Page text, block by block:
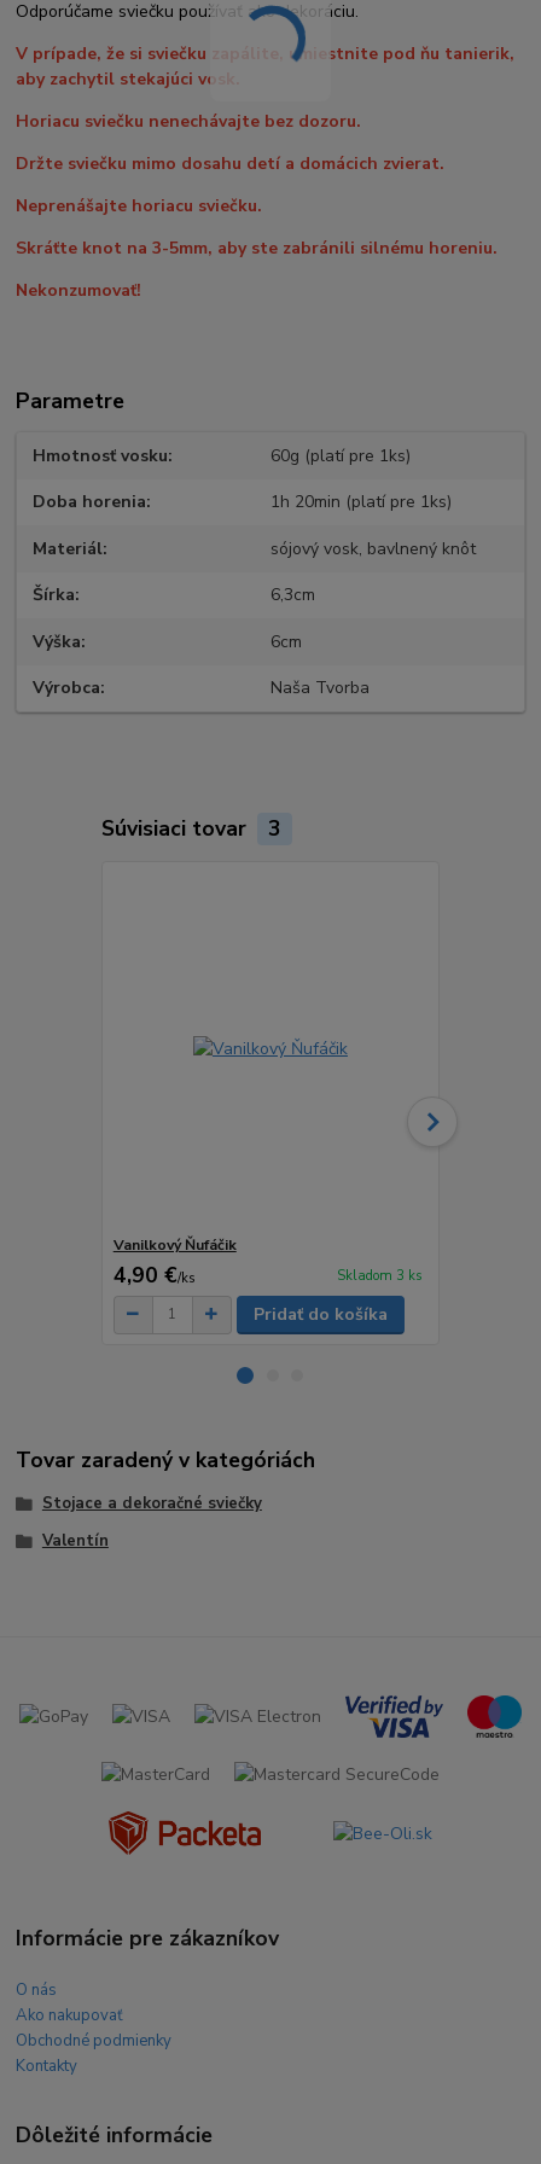
Odporúčame sviečku používať ako dekoráciu.
V prípade, že si sviečku zapálite, umiestnite pod ňu tanierik,
aby zachytil stekajúci vosk.
Horiacu sviečku nenechávajte bez dozoru.
Držte sviečku mimo dosahu detí a domácich zvierat.
Neprenášajte horiacu sviečku.
Skráťte knot na 3-5mm, aby ste zabránili silnému horeniu.
Nekonzumovať!
Parametre
Hmotnosť vosku 60g (platí pre 1ks)
Doba horenia 1h 20min (platí pre 1ks)
Materiál sójový vosk, bavlnený knôt
Šírka 6,3cm
Výška 6cm
Výrobca Naša Tvorba
Súvisiaci tovar 3
Vanilkový Ňufáčik
4,90 €/ks Skladom 3 ks
Pridať do košíka
Tovar zaradený v kategóriách
Stojace a dekoračné sviečky
Valentín
Informácie pre zákazníkov
O nás
Ako nakupovať
Obchodné podmienky
Kontakty
Dôležité informácie